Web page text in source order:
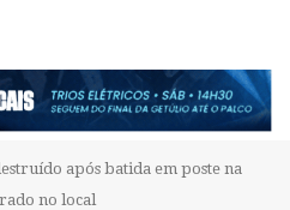
após batida em poste na
no local